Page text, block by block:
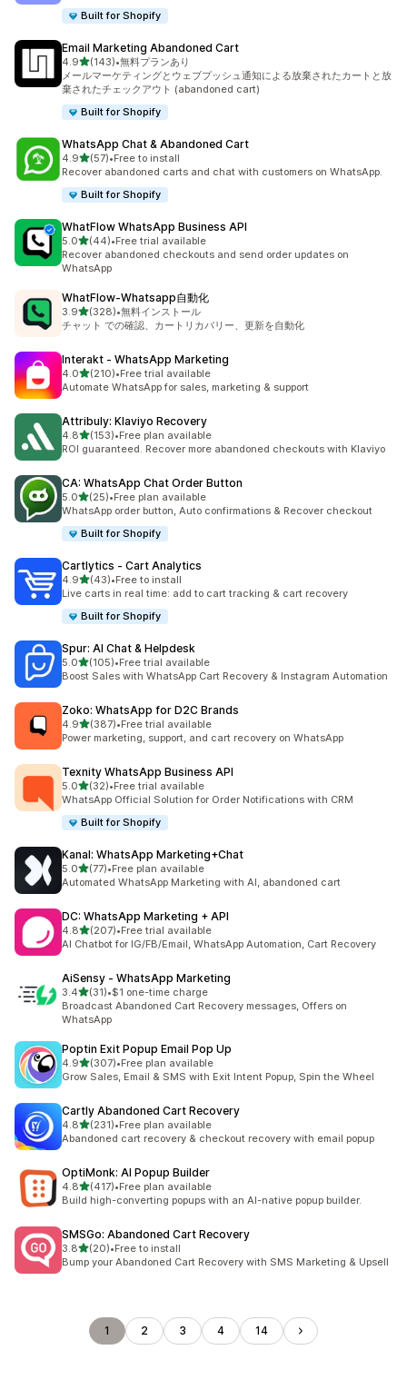
Built for Shopify
Email Marketing Abandoned Cart
4.95つ星中
(143)
合計レビュー数：143件
•無料プランあり
メールマーケティングとウェブプッシュ通知による放棄されたカートと放
棄されたチェックアウト (abandoned cart)
Built for Shopify
WhatsApp Chat & Abandoned Cart
4.95つ星中
(57)
合計レビュー数：57件
•Free to install
Recover abandoned carts and chat with customers on WhatsApp.
Built for Shopify
WhatFlow WhatsApp Business API
5.05つ星中
(44)
合計レビュー数：44件
•Free trial available
Recover abandoned checkouts and send order updates on
WhatsApp
WhatFlow‑Whatsapp自動化
3.95つ星中
(328)
合計レビュー数：328件
•無料インストール
チャット での確認、カートリカバリー、更新を自動化
Interakt ‑ WhatsApp Marketing
4.05つ星中
(210)
合計レビュー数：210件
•Free trial available
Automate WhatsApp for sales, marketing & support
Attribuly: Klaviyo Recovery
4.85つ星中
(153)
合計レビュー数：153件
•Free plan available
ROI guaranteed. Recover more abandoned checkouts with Klaviyo
CA: WhatsApp Chat Order Button
5.05つ星中
(25)
合計レビュー数：25件
•Free plan available
WhatsApp order button, Auto confirmations & Recover checkout
Built for Shopify
Cartlytics ‑ Cart Analytics
4.95つ星中
(43)
合計レビュー数：43件
•Free to install
Live carts in real time: add to cart tracking & cart recovery
Built for Shopify
Spur: AI Chat & Helpdesk
5.05つ星中
(105)
合計レビュー数：105件
•Free trial available
Boost Sales with WhatsApp Cart Recovery & Instagram Automation
Zoko: WhatsApp for D2C Brands
4.95つ星中
(387)
合計レビュー数：387件
•Free trial available
Power marketing, support, and cart recovery on WhatsApp
Texnity WhatsApp Business API
5.05つ星中
(32)
合計レビュー数：32件
•Free trial available
WhatsApp Official Solution for Order Notifications with CRM
Built for Shopify
Kanal: WhatsApp Marketing+Chat
5.05つ星中
(77)
合計レビュー数：77件
•Free plan available
Automated WhatsApp Marketing with AI, abandoned cart
DC: WhatsApp Marketing + API
4.85つ星中
(207)
合計レビュー数：207件
•Free trial available
AI Chatbot for IG/FB/Email, WhatsApp Automation, Cart Recovery
AiSensy ‑ WhatsApp Marketing
3.45つ星中
(31)
合計レビュー数：31件
•$1 one-time charge
Broadcast Abandoned Cart Recovery messages, Offers on
WhatsApp
Poptin Exit Popup Email Pop Up
4.95つ星中
(307)
合計レビュー数：307件
•Free plan available
Grow Sales, Email & SMS with Exit Intent Popup, Spin the Wheel
Cartly Abandoned Cart Recovery
4.85つ星中
(231)
合計レビュー数：231件
•Free plan available
Abandoned cart recovery & checkout recovery with email popup
OptiMonk: AI Popup Builder
4.85つ星中
(417)
合計レビュー数：417件
•Free plan available
Build high-converting popups with an AI-native popup builder.
SMSGo: Abandoned Cart Recovery
3.85つ星中
(20)
合計レビュー数：20件
•Free to install
Bump your Abandoned Cart Recovery with SMS Marketing & Upsell
1 2 3 4 14